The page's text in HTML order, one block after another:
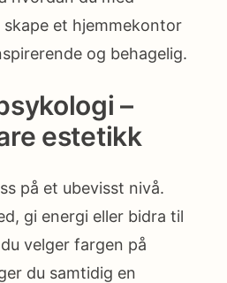
skape et hjemmekontor
og behagelig.
–
estetikk
på et ubevisst nivå.
gi energi eller bidra til
velger fargen på
du samtidig en